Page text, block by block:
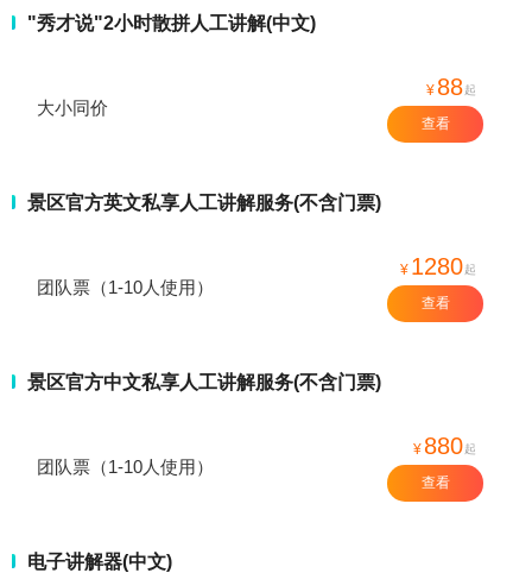
"秀才说"2小时散拼人工讲解(中文)
大小同价
¥ 88起
查看
景区官方英文私享人工讲解服务(不含门票)
团队票（1-10人使用）
¥ 1280起
查看
景区官方中文私享人工讲解服务(不含门票)
团队票（1-10人使用）
¥ 880起
查看
电子讲解器(中文)